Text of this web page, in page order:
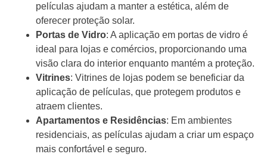
películas ajudam a manter a estética, além de
oferecer proteção solar.
Portas de Vidro: A aplicação em portas de vidro é
ideal para lojas e comércios, proporcionando uma
visão clara do interior enquanto mantém a proteção.
Vitrines: Vitrines de lojas podem se beneficiar da
aplicação de películas, que protegem produtos e
atraem clientes.
Apartamentos e Residências: Em ambientes
residenciais, as películas ajudam a criar um espaço
mais confortável e seguro.